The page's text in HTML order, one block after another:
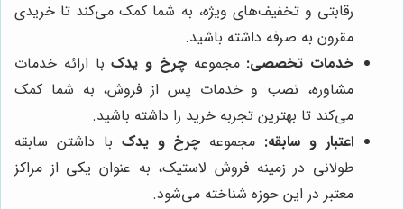
رقابتی و تخفیف‌های ویژه، به شما کمک می‌کند تا خریدی
مقرون به صرفه داشته باشید.
خدمات تخصصی: مجموعهچرخ و یدکبا ارائه خدمات
مشاوره، نصب و خدمات پس از فروش، به شما کمک
می‌کند تا بهترین تجربه خرید را داشته باشید.
اعتبار و سابقه: مجموعه چرخ و یدک با داشتن سابقه
طولانی در زمینه فروش لاستیک، به عنوان یکی از مراکز
معتبر در این حوزه شناخته می‌شود.